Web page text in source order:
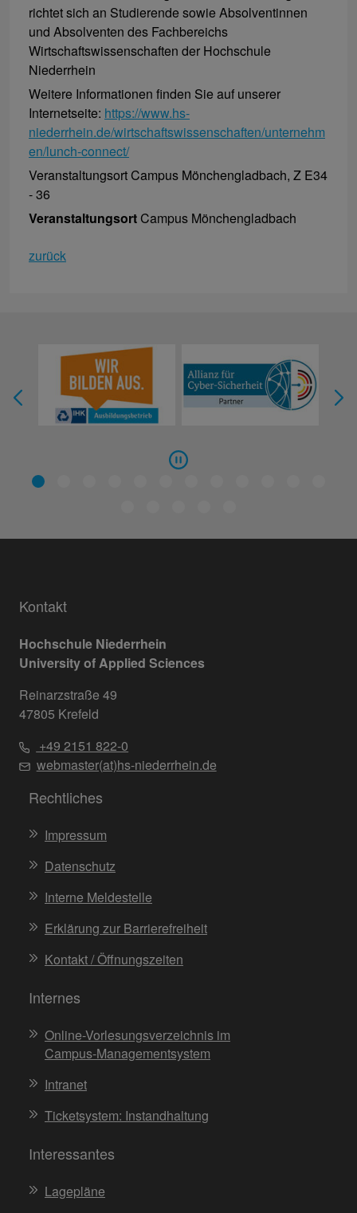
richtet sich an Studierende sowie Absolventinnen
und Absolventen des Fachbereichs
Wirtschaftswissenschaften der Hochschule
Niederrhein
Weitere Informationen finden Sie auf unserer
Internetseite: https://www.hs-
niederrhein.de/wirtschaftswissenschaften/unternehm
en/lunch-connect/
Veranstaltungsort Campus Mönchengladbach, Z E34
- 36
Veranstaltungsort Campus Mönchengladbach
zurück
Kontakt
Hochschule Niederrhein
University of Applied Sciences
Reinarzstraße 49
47805 Krefeld
+49 2151 822-0
webmaster(at)hs-niederrhein.de
Rechtliches
Impressum
Datenschutz
Interne Meldestelle
Erklärung zur Barrierefreiheit
Kontakt / Öffnungszeiten
Internes
Online-Vorlesungsverzeichnis im
Campus-Managementsystem
Intranet
Ticketsystem: Instandhaltung
Interessantes
Lagepläne